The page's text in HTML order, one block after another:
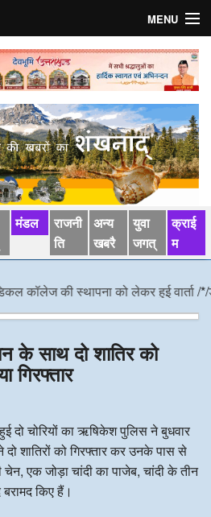
MENU
मंडल
राजनी
ति
अन्य
खबरै
युवा
जगत्
क्राई
म
की स्थापना को लेकर हुई वार्ता/*/डीएम
के साथ दो शातिर को
गिरफ्तार
हुई दो चोरियों का ऋषिकेश पुलिस ने बुधवार
शातिरों को गिरफ्तार कर उनके पास से
चेन, एक जोड़ा चांदी का पाजेब, चांदी के तीन
किए हैं।